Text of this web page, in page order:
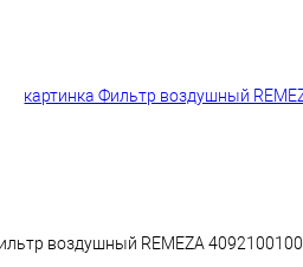
воздушный REMEZA 4092100100